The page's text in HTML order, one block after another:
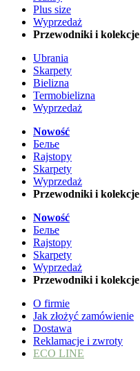
Plus size
Wyprzedaż
Przewodniki i kolekcje
Ubrania
Skarpety
Bielizna
Termobielizna
Wyprzedaż
Nowość
Белье
Rajstopy
Skarpety
Wyprzedaż
Przewodniki i kolekcje
Nowość
Белье
Rajstopy
Skarpety
Wyprzedaż
Przewodniki i kolekcje
O firmie
Jak złożyć zamówienie
Dostawa
Reklamacje i zwroty
ECO LINE